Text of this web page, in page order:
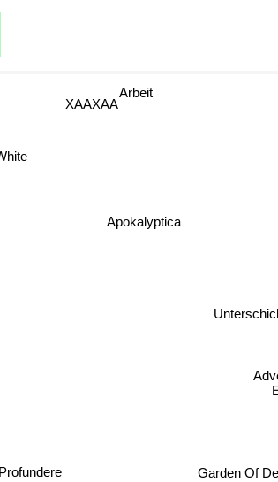
Garden Of
Apokalyptica
Arbeit
XAAXAA